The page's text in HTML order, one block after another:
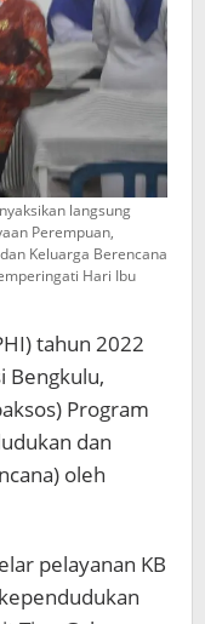
langsung
Perempuan,
Keluarga Berencana
Hari Ibu
tahun 2022
Bengkulu,
Program
dan
oleh
pelayanan KB